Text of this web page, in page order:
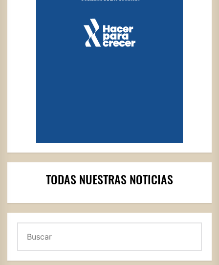
TODAS NUESTRAS NOTICIAS